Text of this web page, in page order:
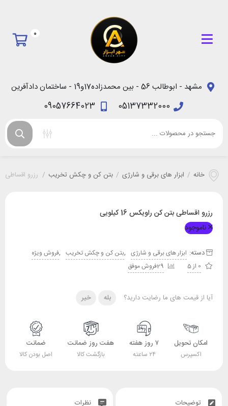
0
مشهد - ابوطالب 56 - بین محمدزاده17و19 - ساختمان دادآفرین
05137332000
09057664023
خانه / ابزار های برقی و شارژی / بتن کن و چکش تخریب / رزرو اقساطی
رزرو اقساطی بتن کن راویکس 16 کیلویی
ناموجود
دسته: ابزار های برقی و شارژی ,بتن کن و چکش تخریب ,فروش ویژه
0 از 5
29فروش موفق
آیا از قیمت های ما رضایت دارید؟ بله خیر
امکان تحویل
اکسپرس
۷ روز هفته
۲۴ ساعته
هفت روز ضمانت
بازگشت کالا
ضمانت
اصل بودن کالا
توضیحات نظرات